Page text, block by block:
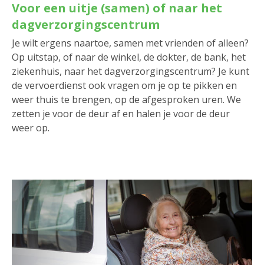
Voor een uitje (samen) of naar het
dagverzorgingscentrum
Je wilt ergens naartoe, samen met vrienden of alleen?
Op uitstap, of naar de winkel, de dokter, de bank, het
ziekenhuis, naar het dagverzorgingscentrum? Je kunt
de vervoerdienst ook vragen om je op te pikken en
weer thuis te brengen, op de afgesproken uren. We
zetten je voor de deur af en halen je voor de deur
weer op.